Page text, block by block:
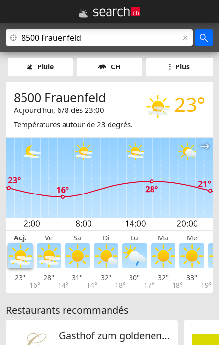
Pluie CH Plus
23°
8500 Frauenfeld
Aujourd'hui, 6/8 dès 23:00
Températures autour de 23 degrés.
Auj. Ve Sa Di Lu Ma Me
23°
16°
28°
14°
31°
14°
32°
18°
30°
17°
32°
18°
33°
19°
Restaurants recommandés
Gasthof zum goldenen Kreuz AG